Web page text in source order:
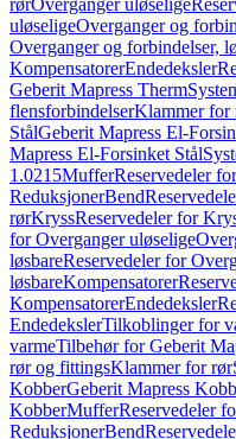
rørOverganger uløselige
uløseligeOverganger og
Overganger og forbindelser,
KompensatorerEndedeksler
Geberit Mapress Therm
flensforbindelserKlammer for
StålGeberit Mapress El-
Mapress El-Forsinket Stål
1.0215MufferReservedeler
ReduksjonerBend
rørKryssReservedeler for
for Overganger uløselige
løsbareReservedeler for
løsbareKompensatorer
KompensatorerEndedeksler
EndedekslerTilkoblinger for
varmeTilbehør for Geberit
rør og fittingsKlammer for rør
KobberGeberit Mapress
KobberMufferReservedeler
ReduksjonerBend